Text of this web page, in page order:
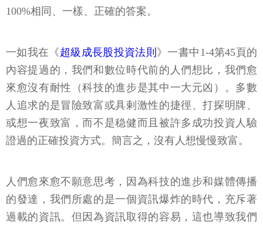
100%相同、一樣、正確的答案。
一如我在《 超級成長股投資法則 》一書中1-4第45頁的
內容提過的，我們和數位時代前的人們想比，我們愈
來愈沒有耐性（科技的進步是其中一大元凶）。多數
人追求的是冒險致富或具剌激性的捷徑、打探明牌、
或想一夜致富，而不是稳健而且被許多成功投資人驗
證過的正確投資方式。簡言之，沒有人想慢慢致富。
人們愈來愈不願意思考，因為科技的進步和媒體傳播
的發達，我們所處的是一個資訊爆炸的時代，充斥著
過載的資訊。但因為資訊取得的容易，這也導致我們